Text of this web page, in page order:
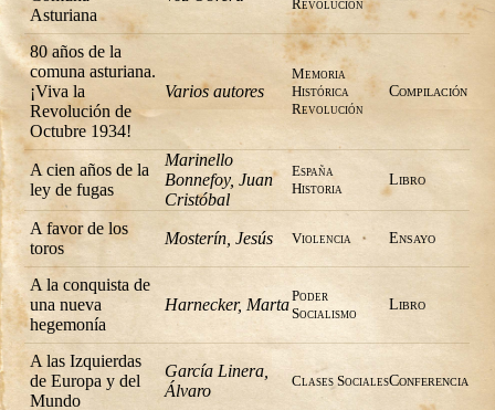
Asturiana
Revolución
80 años de la
comuna asturiana.
¡Viva la
Revolución de
Octubre 1934!
Varios autores
Memoria
Histórica
Revolución
Compilación
A cien años de la
ley de fugas
Marinello
Bonnefoy, Juan
Cristóbal
España
Historia
Libro
A favor de los
toros
Mosterín, Jesús Violencia Ensayo
A la conquista de
una nueva
hegemonía
Harnecker, MartaPoder
Socialismo
Libro
A las Izquierdas
de Europa y del
Mundo
García Linera,
Álvaro
Clases SocialesConferencia